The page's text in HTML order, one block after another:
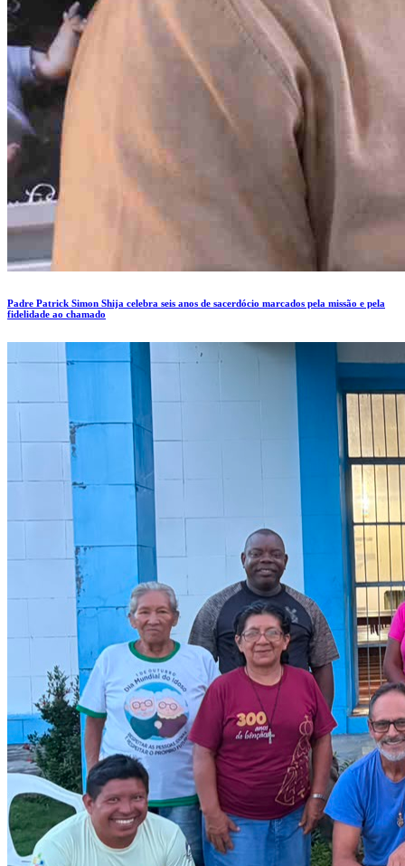
Padre Patrick Simon Shija celebra seis anos de sacerdócio marcados pela missão e pela
fidelidade ao chamado